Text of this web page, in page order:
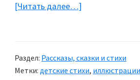
[Читать далее…]
от
мёда
Раздел: Рассказы, сказки и стихи
Метки: детские стихи, иллюстрации